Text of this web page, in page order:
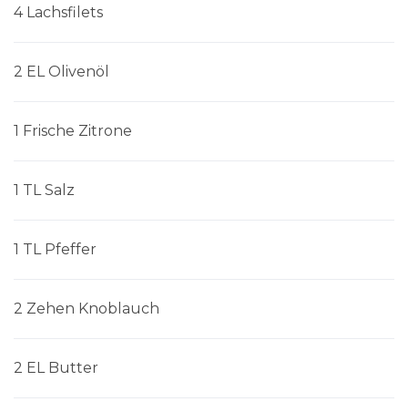
4 Lachsfilets
2 EL Olivenöl
1 Frische Zitrone
1 TL Salz
1 TL Pfeffer
2 Zehen Knoblauch
2 EL Butter